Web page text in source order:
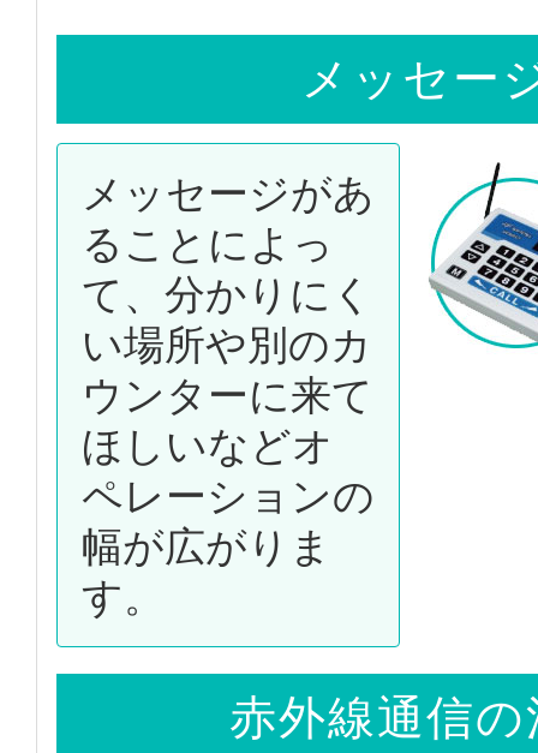
メッセー
メッセージがあ
ることによっ
て、分かりにく
い場所や別のカ
ウンターに来て
ほしいなどオ
ペレーションの
幅が広がりま
す。
赤外線通信